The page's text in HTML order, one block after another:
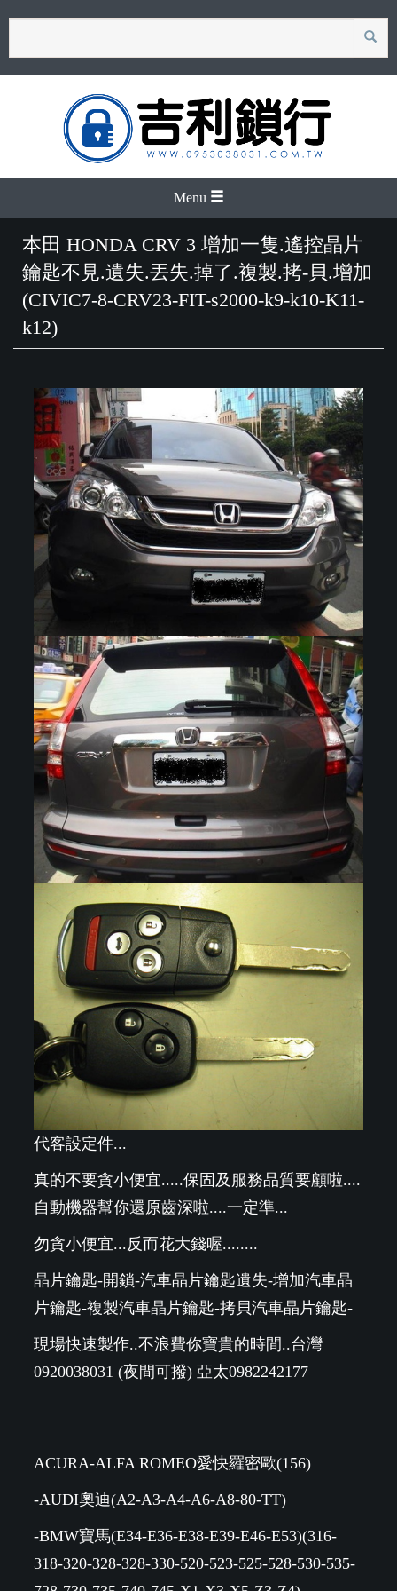
Menu
本田 HONDA CRV 3 增加一隻.遙控晶片
鑰匙不見.遺失.丟失.掉了.複製.拷-貝.增加
(CIVIC7-8-CRV23-FIT-s2000-k9-k10-K11-
k12)
代客設定件...
真的不要貪小便宜.....保固及服務品質要顧啦....
自動機器幫你還原齒深啦....一定準...
勿貪小便宜...反而花大錢喔........
晶片鑰匙-開鎖-汽車晶片鑰匙遺失-增加汽車晶
片鑰匙-複製汽車晶片鑰匙-拷貝汽車晶片鑰匙-
現場快速製作..不浪費你寶貴的時間..台灣
0920038031 (夜間可撥) 亞太0982242177
ACURA-ALFA ROMEO愛快羅密歐(156)
-AUDI奧迪(A2-A3-A4-A6-A8-80-TT)
-BMW寶馬(E34-E36-E38-E39-E46-E53)(316-
318-320-328-328-330-520-523-525-528-530-535-